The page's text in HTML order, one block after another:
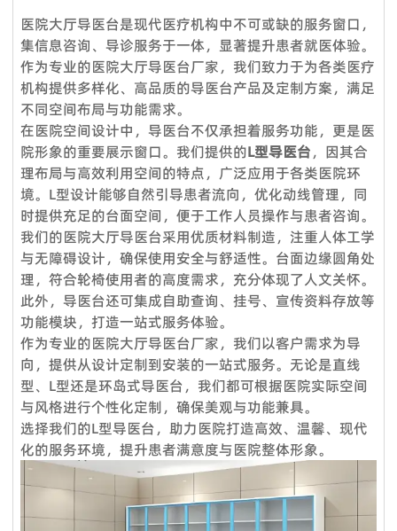
医院大厅导医台是现代医疗机构中不可或缺的服务窗口，
集信息咨询、导诊服务于一体，显著提升患者就医体验。
作为专业的医院大厅导医台厂家，我们致力于为各类医疗
机构提供多样化、高品质的导医台产品及定制方案，满足
不同空间布局与功能需求。
在医院空间设计中，导医台不仅承担着服务功能，更是医
院形象的重要展示窗口。我们提供的L型导医台，因其合
理布局与高效利用空间的特点，广泛应用于各类医院环
境。L型设计能够自然引导患者流向，优化动线管理，同
时提供充足的台面空间，便于工作人员操作与患者咨询。
我们的医院大厅导医台采用优质材料制造，注重人体工学
与无障碍设计，确保使用安全与舒适性。台面边缘圆角处
理，符合轮椅使用者的高度需求，充分体现了人文关怀。
此外，导医台还可集成自助查询、挂号、宣传资料存放等
功能模块，打造一站式服务体验。
作为专业的医院大厅导医台厂家，我们以客户需求为导
向，提供从设计定制到安装的一站式服务。无论是直线
型、L型还是环岛式导医台，我们都可根据医院实际空间
与风格进行个性化定制，确保美观与功能兼具。
选择我们的L型导医台，助力医院打造高效、温馨、现代
化的服务环境，提升患者满意度与医院整体形象。
360度服务：
VOUPLUS组建了专业的工程团队，为工程客户和品牌店客户提
供完善的服务和****的项目解决方案。工程团队负责投标项目、
方案设计、配置、现场测量、验收报告、后续服务等。项目案例
来自政府、医疗机构、教育系统、酒店、银行等各行各业。我们
还负责提供专业的服务，通过提供培训课程帮助品牌店客户建立
强大的销售团队，这就是过去15年来客户选择我们的原因。
服务理念：客户至上
售前服务：
VOUPLUS坚持把专业的人放在合适的岗位，工程团队为客户提
供专业的方案设计、**合理的空间配置、后期的跟进工作，致力
于打造和谐的工作环境。
销售服务：
我们是一支专业的咨询团队，帮助您选择合适的家具并给出建议
和详细的家具保养原则。
Q1. 我可以在下订单之前索取样品吗？
是的，我们欢迎订购样品来测试和检查质量。混合样品是可以接
受的。但考虑到节省邮费，我们还提供详细的图片和其他您需要
的文件，以作为替代解决方案来消除您的顾虑。
Q2.我可以参观你们的工厂吗？
当然，我们的工厂位于中国广州，距离广州白云国际机场仅 12
公里。如果您想参观我们的工厂，请联系我们预约。除了带您参
观我们的工厂外，我们还可以帮助您预订酒店、机场接机等。
Q3.你们工厂的付款期限是怎样的？
标准产品，通常以 TT 30% 定金，装货前 70% 余款；信用证；
OA；贸易保证可接受。定制产品需支付 50% 定金。
Q4：交货时间怎么样？
标准产品需要5-7个工作日，定制产品时间需要20天；大批量生
产需要10天**。
Q5：我是一个小批发商，你们接受小额订单吗？
当然可以。从您联系我们的那一刻起，您就成为我们宝贵的潜在
客户。无论您的数量多大或少，我们都期待与您合作，希望我们
未来能够共同成长。
Q6：我可以把我的标志放在产品上吗？
是的。您可以将您的织物徽标发送给我们，然后我们可以在椅子
上放置您的徽标。此外，我们可以在盒子上印上您的徽标。